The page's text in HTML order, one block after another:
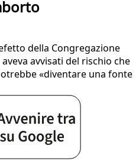
della Congregazione
avvisati del rischio che
«diventare una fonte